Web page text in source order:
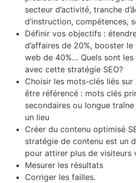
secteur d’activité, tranche
d’instruction, compétences,
Définir vos objectifs :
d’affaires de 20%, booster
web de 40%… Quels sont
avec cette stratégie SEO?
Choisir les mots-clés liés
être référencé : mots clés
secondaires ou longue
un lieu
Créer du contenu optimisé
stratégie de contenu est un
pour attirer plus de visiteurs
Mesurer les résultats
Corriger les failles.